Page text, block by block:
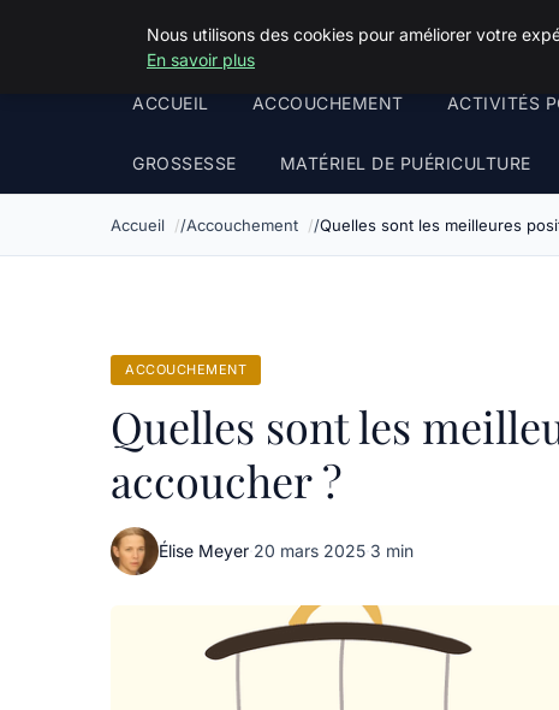
Squeakyswing.com
ACCUEIL ACCOUCHEMENT ACTIVITÉS
GROSSESSE MATÉRIEL DE PUÉRICULTURE
Accueil Accouchement Quelles sont les meilleures
ACCOUCHEMENT
Quelles sont les
accoucher ?
Élise Meyer·20 mars 2025·3 min
Nous utilisons des cookies pour améliorer votre
En savoir plus